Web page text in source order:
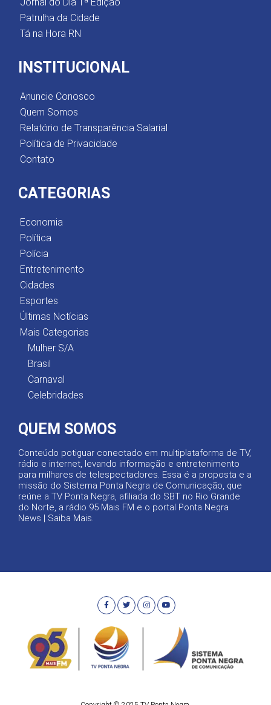
Patrulha da Cidade
Tá na Hora RN
INSTITUCIONAL
Anuncie Conosco
Quem Somos
Relatório de Transparência Salarial
Política de Privacidade
Contato
CATEGORIAS
Economia
Política
Polícia
Entretenimento
Cidades
Esportes
Últimas Notícias
Mais Categorias
Mulher S/A
Brasil
Carnaval
Celebridades
QUEM SOMOS
Conteúdo potiguar conectado em multiplataforma de TV,
rádio e internet, levando informação e entretenimento
para milhares de telespectadores. Essa é a proposta e a
missão do Sistema Ponta Negra de Comunicação, que
reúne a TV Ponta Negra, afiliada do SBT no Rio Grande
do Norte, a rádio 95 Mais FM e o portal Ponta Negra
News | Saiba Mais.